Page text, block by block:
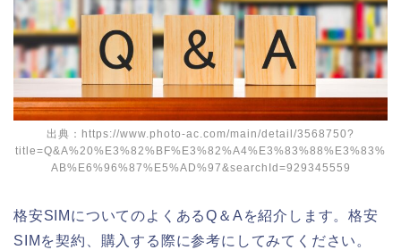
出典：https://www.photo-ac.com/main/detail/3568750?
title=Q&A%20%E3%82%BF%E3%82%A4%E3%83%88%E3%83%
AB%E6%96%87%E5%AD%97&searchId=929345559
格安SIMについてのよくあるQ＆Aを紹介します。格安
SIMを契約、購入する際に参考にしてみてください。